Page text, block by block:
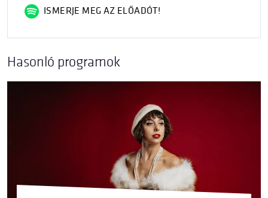
ISMERJE MEG AZ ELŐADÓT!
Hasonló programok